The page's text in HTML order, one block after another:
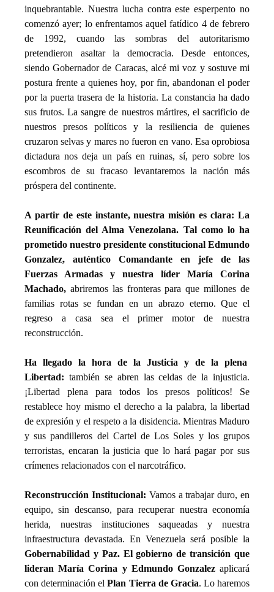
inquebrantable. Nuestra lucha contra este esperpento no
comenzó ayer; lo enfrentamos aquel fatídico 4 de febrero
de 1992, cuando las sombras del autoritarismo
pretendieron asaltar la democracia. Desde entonces,
siendo Gobernador de Caracas, alcé mi voz y sostuve mi
postura frente a quienes hoy, por fin, abandonan el poder
por la puerta trasera de la historia. La constancia ha dado
sus frutos. La sangre de nuestros mártires, el sacrificio de
nuestros presos políticos y la resiliencia de quienes
cruzaron selvas y mares no fueron en vano. Esa oprobiosa
dictadura nos deja un país en ruinas, sí, pero sobre los
escombros de su fracaso levantaremos la nación más
próspera del continente.
A partir de este instante, nuestra misión es clara: La
Reunificación del Alma Venezolana. Tal como lo ha
prometido nuestro presidente constitucional Edmundo
Gonzalez, auténtico Comandante en jefe de las
Fuerzas Armadas y nuestra líder María Corina
Machado, abriremos las fronteras para que millones de
familias rotas se fundan en un abrazo eterno. Que el
regreso a casa sea el primer motor de nuestra
reconstrucción.
Ha llegado la hora de la Justicia y de la plena
Libertad: también se abren las celdas de la injusticia.
¡Libertad plena para todos los presos políticos! Se
restablece hoy mismo el derecho a la palabra, la libertad
de expresión y el respeto a la disidencia. Mientras Maduro
y sus pandilleros del Cartel de Los Soles y los grupos
terroristas, encaran la justicia que lo hará pagar por sus
crímenes relacionados con el narcotráfico.
Reconstrucción Institucional: Vamos a trabajar duro, en
equipo, sin descanso, para recuperar nuestra economía
herida, nuestras instituciones saqueadas y nuestra
Gobernabilidad y Paz. El gobierno de transición que
lideran María Corina y Edmundo Gonzalez aplicará
con determinación el Plan Tierra de Gracia. Lo haremos